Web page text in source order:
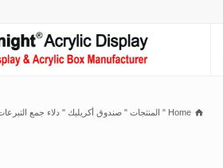
Home
" المنتجات " صندوق أكريليك " دلاء جمع